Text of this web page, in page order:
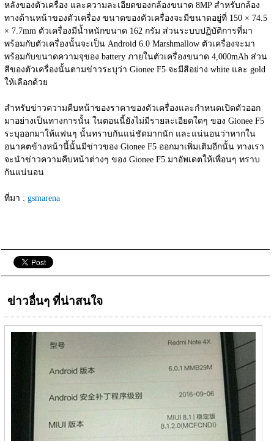
หลังของตัวเครื่อง และความละเอียดของกล้องขนาด 8MP สำหรับกล้อง
ทางด้านหน้าของตัวเครื่อง ขนาดของตัวเครื่องจะมีขนาดอยู่ที่ 150 × 74.5
× 7.7mm ตัวเครื่องมีน้ำหนักขนาด 162 กรัม ส่วนระบบปฏิบัติการที่มา
พร้อมกับตัวเครื่องนั้นจะเป็น Android 6.0 Marshmallow ตัวเครื่องจะมา
พร้อมกับขนาดความจุของ battery ภายในตัวเครื่องขนาด 4,000mAh ส่วน
สีของตัวเครื่องนั้นตามข่าวระบุว่า Gionee F5 จะมีสีอย่าง white และ gold
ให้เลือกด้วย
สำหรับข่าวความคืบหน้าของราคาของตัวเครื่องและกำหนดเปิดตัวออก
มาอย่างเป็นทางการนั้น ในตอนนี้ยังไม่มีรายละเอียดใดๆ ของ Gionee F5
ระบุออกมาให้แฟนๆ นั้นทราบกันแน่ชัดมากนัก และแน่นอนว่าหากใน
อนาคตข้างหน้านี้นั้นมีข่าวของ Gionee F5 ออกมาเพิ่มเติมอีกนั้น ทางเรา
จะนำข่าวความคืบหน้าต่างๆ ของ Gionee F5 มาอัพเดตให้เพื่อนๆ ทราบ
กันแน่นอน
ที่มา : gsmarena
ข่าวอื่นๆ ที่น่าสนใจ